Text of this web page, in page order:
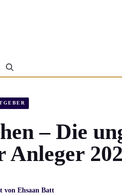
– Die
von Ehsaan Batt